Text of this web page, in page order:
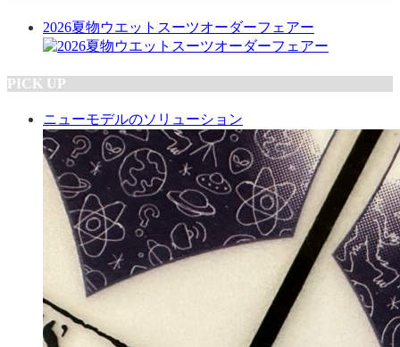
2026夏物ウエットスーツオーダーフェアー
PICK UP
ニューモデルのソリューション